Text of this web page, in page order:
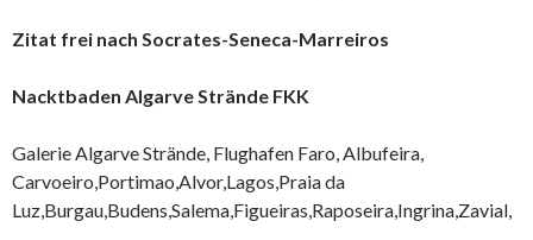
Zitat frei nach Socrates-Seneca-Marreiros
Nacktbaden Algarve Strände FKK
Galerie Algarve Strände, Flughafen Faro, Albufeira,
Carvoeiro,Portimao,Alvor,Lagos,Praia da
Luz,Burgau,Budens,Salema,Figueiras,Raposeira,Ingrina,Zavial,